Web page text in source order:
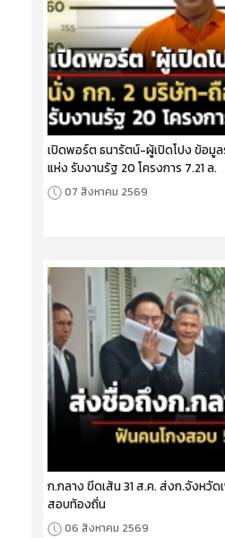
เปิดพอร์ต ธนารัตน์-ผู้เปิดโปง ข้อมู
แห่ง รับงานรัฐ 20 โครงการ 7.21 ล.
07 สิงหาคม 2569
ก.กลาง ขีดเส้น 31 ส.ค. ส่งก.จังหวัด
สอบท้องถิ่น
06 สิงหาคม 2569